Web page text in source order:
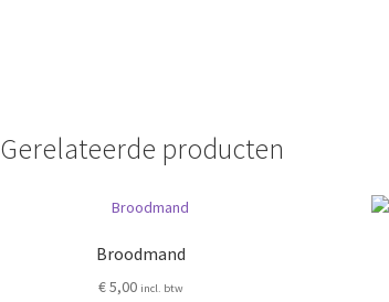
Gerelateerde producten
Broodmand
€5,00 incl. btw